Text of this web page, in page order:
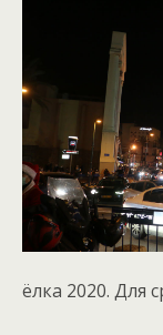
ёлка 2020. Для